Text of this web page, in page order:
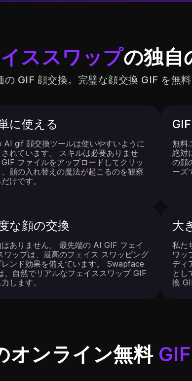
ススワップの独自
の GIF 顔交換。完璧な顔交換 GIF を無
に使える
AI gif 顔交換ツールは使いやすいように
れています。 スキルは必要ありませ
ファイルをアップロードしてクリッ
、顔の入れ替えの魔法が起こるのを観察
けです。
無料
絶対
の顔
ーズ
な顔の交換
ありません。 最先端の AI GIF フェイ
ワップは、最高のフェイス スワッピング
レンド効果を備えています。 Swapface
、自然でリアルなフェイススワップ GIF
します。
大
私た
ワッ
ディ
とし
換
オンライン無料